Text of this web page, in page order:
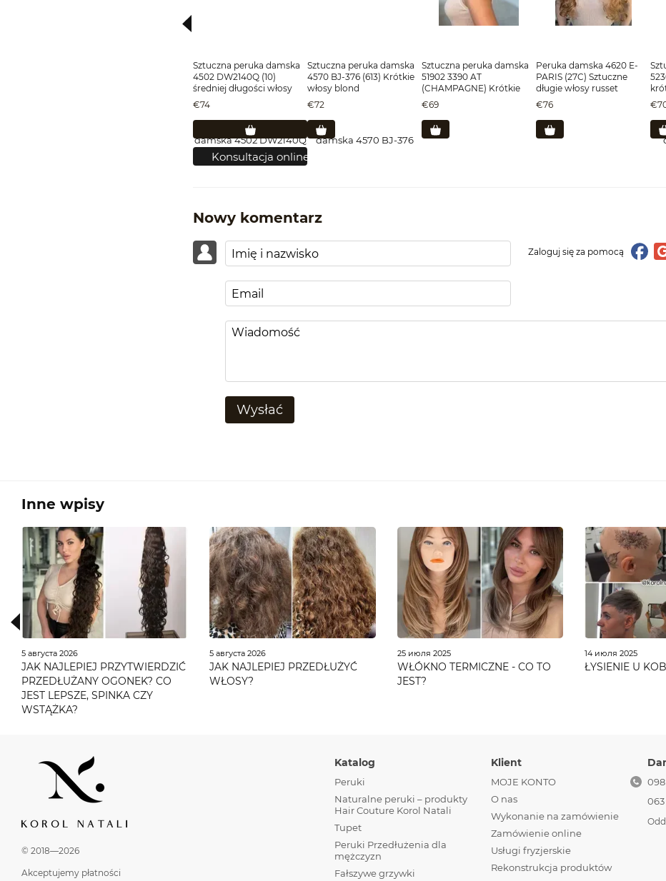
Sztuczna peruka damska
4502 DW2140Q (10)
średniej długości włosy
jasnobrązowe
€74
Konsultacja online
Sztuczna peruka damska
4570 BJ-376 (613) Krótkie
włosy blond
€72
Sztuczna peruka damska
51902 3390 AT
(CHAMPAGNE) Krótkie
włosy blond
€69
Peruka damska 4620 E-
PARIS (27C) Sztuczne
długie włosy russet
€76
Nowy komentarz
Zaloguj się za pomocą
Wysłać
Inne wpisy
5 августа 2026
JAK NAJLEPIEJ PRZYTWIERDZIĆ
PRZEDŁUŻANY OGONEK? CO
JEST LEPSZE, SPINKA CZY
WSTĄŻKA?
5 августа 2026
JAK NAJLEPIEJ PRZEDŁUŻYĆ
WŁOSY?
25 июля 2025
WŁÓKNO TERMICZNE - CO TO
JEST?
14 июля 2025
ŁYSIENIE U
© 2018—2026
Akceptujemy płatności
Katalog
Peruki
Naturalne peruki – produkty
Hair Couture Korol Natali
Tupet
Peruki Przedłużenia dla
mężczyzn
Fałszywe grzywki
Klient
MOJE KONTO
О nas
Wykonanie na zamówienie
Zamówienie online
Usługi fryzjerskie
Rekonstrukcja produktów
063